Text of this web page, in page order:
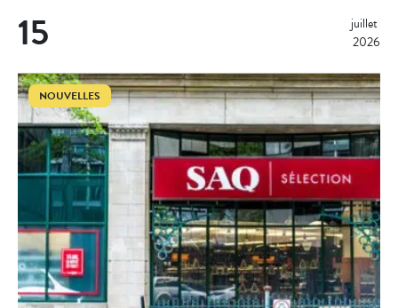
15
juillet
2026
NOUVELLES